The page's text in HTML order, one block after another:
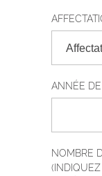
école
ANNÉE
NOMBRE